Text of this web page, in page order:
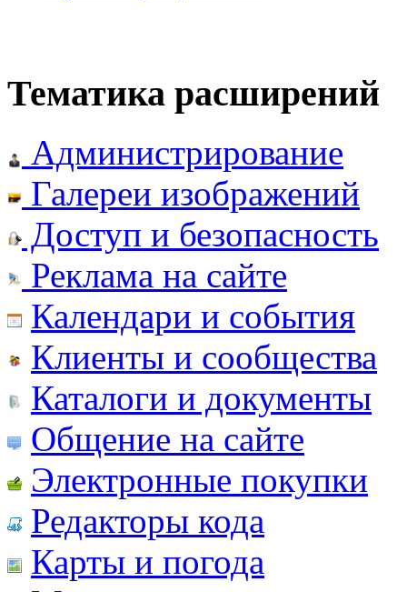
Тематика расширений
Администрирование
Галереи изображений
Доступ и безопасность
Реклама на сайте
Календари и события
Клиенты и сообщества
Каталоги и документы
Общение на сайте
Электронные покупки
Редакторы кода
Карты и погода